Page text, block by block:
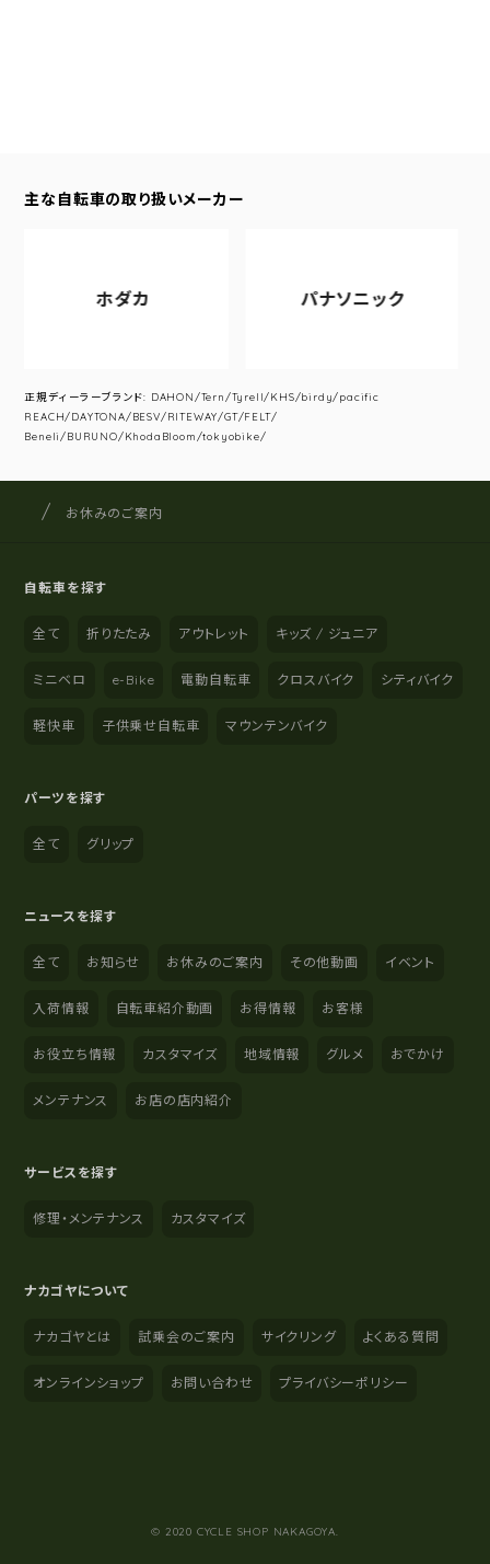
主な自転車の取り扱いメーカー
ホダカ パナソニック
正規ディーラーブランド: DAHON/Tern/Tyrell/KHS/birdy/pacific
REACH/DAYTONA/BESV/RITEWAY/GT/FELT/
Beneli/BURUNO/KhodaBloom/tokyobike/
サイト内の現在地
サイクルショップナカゴヤ
お休みのご案内
自転車を探す
全て 折りたたみ アウトレット キッズ / ジュニア
ミニベロ e-Bike 電動自転車 クロスバイク シティバイク
軽快車 子供乗せ自転車 マウンテンバイク
パーツを探す
全て グリップ
ニュースを探す
全て お知らせ お休みのご案内 その他動画 イベント
入荷情報 自転車紹介動画 お得情報 お客様
お役立ち情報 カスタマイズ 地域情報 グルメ おでかけ
メンテナンス お店の店内紹介
サービスを探す
修理・メンテナンス カスタマイズ
ナカゴヤについて
ナカゴヤとは 試乗会のご案内 サイクリング よくある質問
オンラインショップ お問い合わせ プライバシーポリシー
© 2020 CYCLE SHOP NAKAGOYA.